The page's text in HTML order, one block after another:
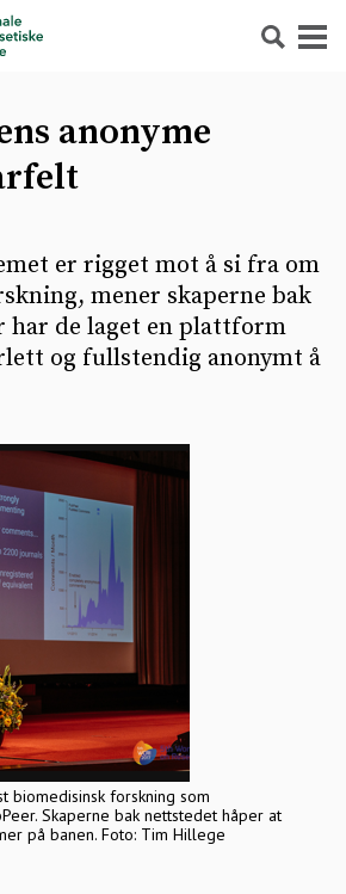
Søk Meny
anonyme
er rigget mot å si fra om
mener skaperne bak
har de laget en plattform
og fullstendig anonymt å
biomedisinsk forskning som
Skaperne bak nettstedet håper at
på banen. Foto: Tim Hillege